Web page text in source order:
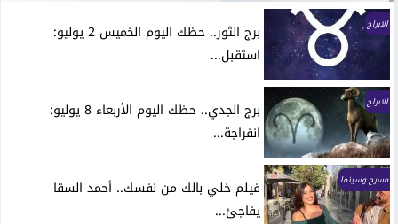
الابراج
برج الثور.. حظك اليوم الخميس 2 يوليو:
استقبل...
الابراج
برج الجدي.. حظك اليوم الأربعاء 8 يوليو:
انفراجة...
مسرح وسينما
فيلم خلي بالك من نفسك.. أحمد السقا
يفاجئ...